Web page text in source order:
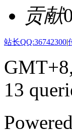
贡献0
站长QQ:36742300|
13